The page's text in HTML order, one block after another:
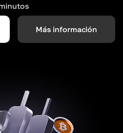
Más información